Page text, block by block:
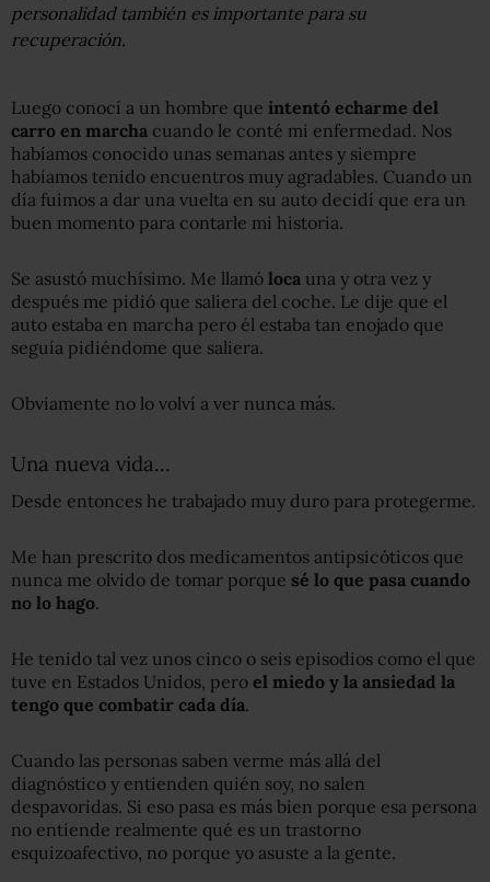
personalidad también es importante para su
recuperación.
Luego conocí a un hombre que intentó echarme del
carro en marcha cuando le conté mi enfermedad. Nos
habíamos conocido unas semanas antes y siempre
habíamos tenido encuentros muy agradables. Cuando un
día fuimos a dar una vuelta en su auto decidí que era un
buen momento para contarle mi historia.
Se asustó muchísimo. Me llamó loca una y otra vez y
después me pidió que saliera del coche. Le dije que el
auto estaba en marcha pero él estaba tan enojado que
seguía pidiéndome que saliera.
Obviamente no lo volví a ver nunca más.
Una nueva vida…
Desde entonces he trabajado muy duro para protegerme.
Me han prescrito dos medicamentos antipsicóticos que
nunca me olvido de tomar porque sé lo que pasa cuando
no lo hago.
He tenido tal vez unos cinco o seis episodios como el que
tuve en Estados Unidos, pero el miedo y la ansiedad la
tengo que combatir cada día.
Cuando las personas saben verme más allá del
diagnóstico y entienden quién soy, no salen
despavoridas. Si eso pasa es más bien porque esa persona
no entiende realmente qué es un trastorno
esquizoafectivo, no porque yo asuste a la gente.